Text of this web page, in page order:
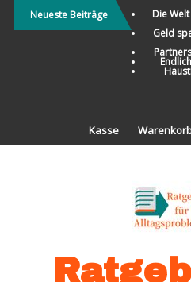
Direkt
zum
Neueste Beiträge Die
Geld
Kasse